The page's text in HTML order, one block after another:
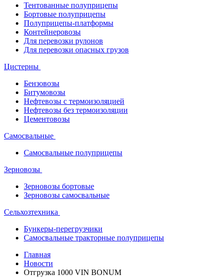
Тентованные полуприцепы
Бортовые полуприцепы
Полуприцепы-платформы
Контейнеровозы
Для перевозки рулонов
Для перевозки опасных грузов
Цистерны
Бензовозы
Битумовозы
Нефтевозы с термоизоляцией
Нефтевозы без термоизоляции
Цементовозы
Самосвальные
Самосвальные полуприцепы
Зерновозы
Зерновозы бортовые
Зерновозы самосвальные
Сельхозтехника
Бункеры-перегрузчики
Самосвальные тракторные полуприцепы
Главная
Новости
Отгрузка 1000 VIN BONUM